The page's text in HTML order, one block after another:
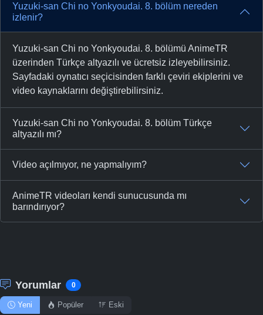
Yuzuki-san Chi no Yonkyoudai. 8. bölüm nereden
izlenir?
Yuzuki-san Chi no Yonkyoudai. 8. bölümü AnimeTR
üzerinden Türkçe altyazılı ve ücretsiz izleyebilirsiniz.
Sayfadaki oynatıcı seçicisinden farklı çeviri ekiplerini ve
video kaynaklarını değiştirebilirsiniz.
Yuzuki-san Chi no Yonkyoudai. 8. bölüm Türkçe
altyazılı mı?
Video açılmıyor, ne yapmalıyım?
AnimeTR videoları kendi sunucusunda mı
barındırıyor?
Yorumlar 0
Yeni Popüler Eski